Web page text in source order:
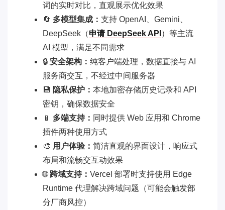
词的实时对比，直观展示优化效果
🔄 多模型集成： 支持 OpenAI、Gemini、
DeepSeek（申请 DeepSeek API ）等主流
AI 模型，满足不同需求
🔒 安全架构： 纯客户端处理，数据直接与 AI
服务商交互，不经过中间服务器
💾 隐私保护： 本地加密存储历史记录和 API
密钥，确保数据安全
📱 多端支持： 同时提供 Web 应用和 Chrome
插件两种使用方式
🎨 用户体验： 简洁直观的界面设计，响应式
布局和流畅交互动效果
🌐 跨域支持： Vercel 部署时支持使用 Edge
Runtime 代理解决跨域问题（可能会触发部
分厂商风控）